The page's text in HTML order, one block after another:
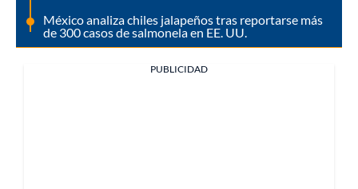
México analiza chiles jalapeños tras reportarse más
de 300 casos de salmonela en EE. UU.
PUBLICIDAD